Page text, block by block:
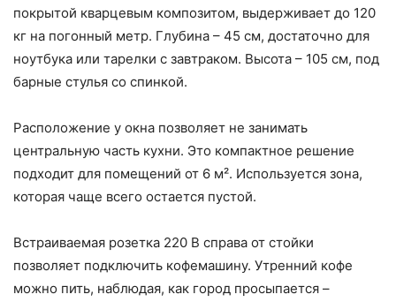
покрытой кварцевым композитом, выдерживает до 120
кг на погонный метр. Глубина – 45 см, достаточно для
ноутбука или тарелки с завтраком. Высота – 105 см, под
барные стулья со спинкой.
Расположение у окна позволяет не занимать
центральную часть кухни. Это компактное решение
подходит для помещений от 6 м². Используется зона,
которая чаще всего остается пустой.
Встраиваемая розетка 220 В справа от стойки
позволяет подключить кофемашину. Утренний кофе
можно пить, наблюдая, как город просыпается –